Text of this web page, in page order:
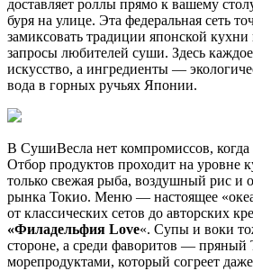
доставляет роллы прямо к вашему
буря на улице. Эта федеральная сеть
замиксовать традиции японской
запросы любителей суши. Здесь
искусство, а ингредиенты —
вода в горных ручьях Японии.
В СушиВесла нет компромиссов, когда
Отбор продуктов проходит на уровне
только свежая рыба, воздушный рис и
рынка Токио. Меню — настоящее
от классических сетов до авторских
«Филадельфия Love«. Супы и воки
стороне, а среди фаворитов —
морепродуктами, который согреет